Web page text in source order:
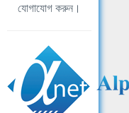
যোগাযোগ করুন।